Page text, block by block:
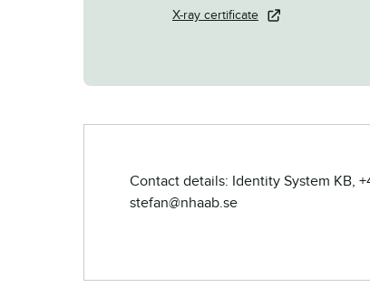
X-ray certificate
Contact details: Identity System KB,
stefan@nhaab.se